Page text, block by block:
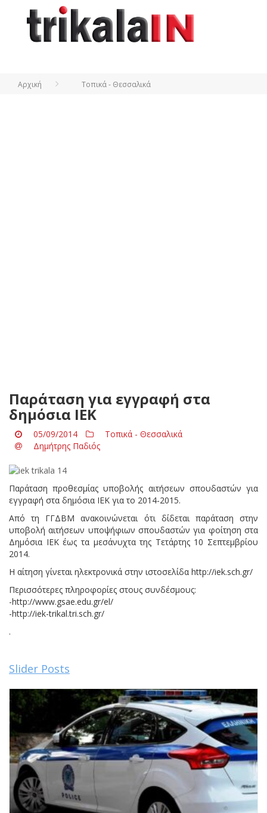
Αρχική Τοπικά - Θεσσαλικά
Παράταση για εγγραφή στα
δημόσια ΙΕΚ
05/09/2014
Τοπικά - Θεσσαλικά
Δημήτρης Παδιός
Παράταση προθεσμίας υποβολής αιτήσεων σπουδαστών για
εγγραφή στα δημόσια ΙΕΚ για το 2014-2015.
Από τη ΓΓΔΒΜ ανακοινώνεται ότι δίδεται παράταση στην
υποβολή αιτήσεων υποψήφιων σπουδαστών για φοίτηση στα
Δημόσια ΙΕΚ έως τα μεσάνυχτα της Τετάρτης 10 Σεπτεμβρίου
2014.
Η αίτηση γίνεται ηλεκτρονικά στην ιστοσελίδα http://iek.sch.gr/
Περισσότερες πληροφορίες στους συνδέσμους:
-http://www.gsae.edu.gr/el/
-http://iek-trikal.tri.sch.gr/
.
Slider Posts